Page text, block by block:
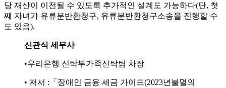
당 재산이 이전될 수 있도록 추가적인 설계도 가능하다(단, 첫
째 자녀가 유류분반환청구, 유류분반환청구소송을 진행할 수
도 있음).
신관식 세무사
•우리은행 신탁부가족신탁팀 차장
• 저서 :「장애인 금융 세금 가이드(2023년불멸의